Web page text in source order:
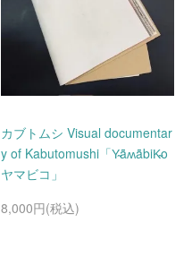
カブトムシ Visual documentar
y of Kabutomushi「Y̴ǟʍǟbiK̴o
ヤマビコ」
8,000円(税込)